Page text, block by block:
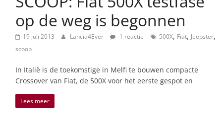
lifestyleop de weg is begonnen
19 juli 2013 Lancia4Ever 1 reactie 500X, Fiat, Jeepster,
scoop
In Italië is de toekomstige in Melfi te bouwen compacte
Crossover van Fiat, de 500X voor het eerste gespot en
Lees meer